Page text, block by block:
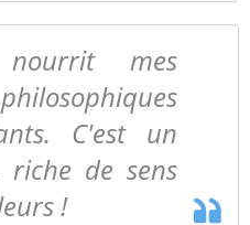
mes
C'est un
de sens
!